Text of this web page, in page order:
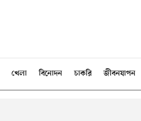
খেলা বিনোদন চাকরি জীবনযাপন